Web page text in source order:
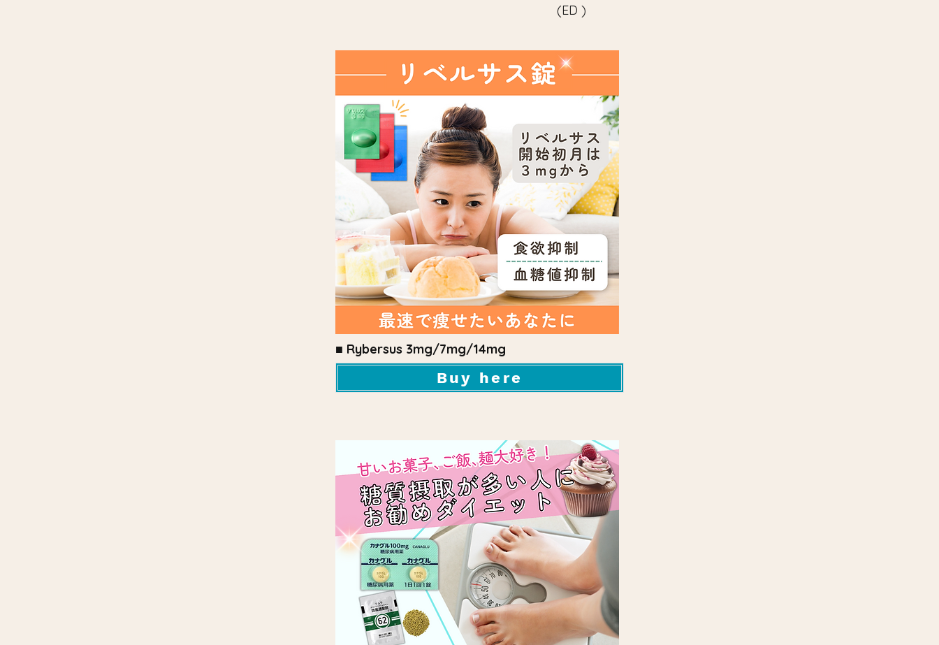
(ED )
■ Rybersus 3mg/7mg/14mg
Buy here